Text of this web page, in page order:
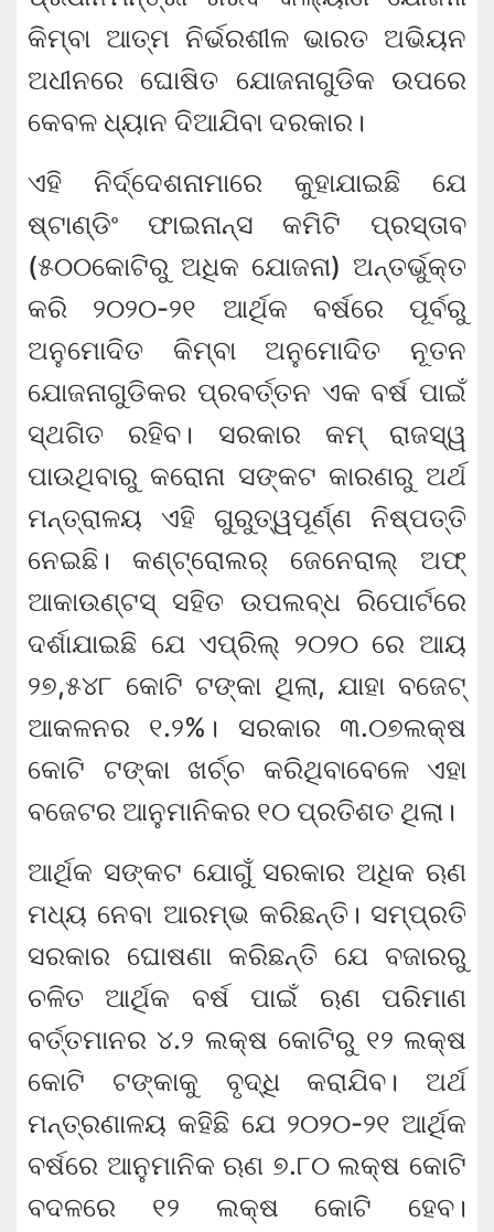
କିମ୍ବା ଆତ୍ମ ​​ନିର୍ଭରଶୀଳ ଭାରତ ଅଭିୟନ
ଅଧୀନରେ ଘୋଷିତ ଯୋଜନାଗୁଡିକ ଉପରେ
କେବଳ ଧ୍ୟାନ ଦିଆଯିବା ଦରକାର।
ଏହି ନିର୍ଦ୍ଦେଶନାମାରେ କୁହାଯାଇଛି ଯେ
ଷ୍ଟାଣ୍ଡିଂ ଫାଇନାନ୍ସ କମିଟି ପ୍ରସ୍ତାବ
(୫୦୦କୋଟିରୁ ଅଧିକ ଯୋଜନା) ଅନ୍ତର୍ଭୁକ୍ତ
କରି ୨୦୨୦-୨୧ ଆର୍ଥିକ ବର୍ଷରେ ପୂର୍ବରୁ
ଅନୁମୋଦିତ କିମ୍ବା ଅନୁମୋଦିତ ନୂତନ
ଯୋଜନାଗୁଡିକର ପ୍ରବର୍ତ୍ତନ ଏକ ବର୍ଷ ପାଇଁ
ସ୍ଥଗିତ ରହିବ। ସରକାର କମ୍ ରାଜସ୍ୱ
ପାଉଥିବାରୁ କରୋନା ସଙ୍କଟ କାରଣରୁ ଅର୍ଥ
ମନ୍ତ୍ରାଳୟ ଏହି ଗୁରୁତ୍ୱପୂର୍ଣ୍ଣ ନିଷ୍ପତ୍ତି
ନେଇଛି। କଣ୍ଟ୍ରୋଲର୍ ଜେନେରାଲ୍ ଅଫ୍
ଆକାଉଣ୍ଟସ୍ ସହିତ ଉପଲବ୍ଧ ରିପୋର୍ଟରେ
ଦର୍ଶାଯାଇଛି ଯେ ଏପ୍ରିଲ୍ ୨୦୨୦ ରେ ଆୟ
୨୭,୫୪୮ କୋଟି ଟଙ୍କା ଥିଲା, ଯାହା ବଜେଟ୍
ଆକଳନର ୧.୨%। ସରକାର ୩.୦୭ଲକ୍ଷ
କୋଟି ଟଙ୍କା ଖର୍ଚ୍ଚ କରିଥିବାବେଳେ ଏହା
ବଜେଟର ଆନୁମାନିକର ୧୦ ପ୍ରତିଶତ ଥିଲା।
ଆର୍ଥିକ ସଙ୍କଟ ଯୋଗୁଁ ସରକାର ଅଧିକ ଋଣ
ମଧ୍ୟ ନେବା ଆରମ୍ଭ କରିଛନ୍ତି। ସମ୍ପ୍ରତି
ସରକାର ଘୋଷଣା କରିଛନ୍ତି ଯେ ବଜାରରୁ
ଚଳିତ ଆର୍ଥିକ ବର୍ଷ ପାଇଁ ଋଣ ପରିମାଣ
ବର୍ତ୍ତମାନର ୪.୨ ଲକ୍ଷ କୋଟିରୁ ୧୨ ଲକ୍ଷ
କୋଟି ଟଙ୍କାକୁ ବୃଦ୍ଧି କରାଯିବ। ଅର୍ଥ
ମନ୍ତ୍ରଣାଳୟ କହିଛି ଯେ ୨୦୨୦-୨୧ ଆର୍ଥିକ
ବର୍ଷରେ ଆନୁମାନିକ ଋଣ ୭.୮୦ ଲକ୍ଷ କୋଟି
ବଦଳରେ ୧୨ ଲକ୍ଷ କୋଟି ହେବ।